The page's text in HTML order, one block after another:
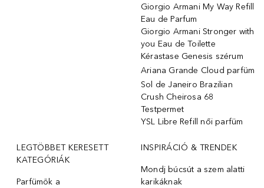
Giorgio Armani My Way Refill
Eau de Parfum
Giorgio Armani Stronger with
you Eau de Toilette
Kérastase Genesis szérum
Ariana Grande Cloud parfüm
Sol de Janeiro Brazilian
Crush Cheirosa 68
Testpermet
YSL Libre Refill női parfüm
LEGTÖBBET KERESETT
KATEGÓRIÁK
Parfümök ️a
INSPIRÁCIÓ & TRENDEK
Mondj búcsút a szem alatti
karikáknak